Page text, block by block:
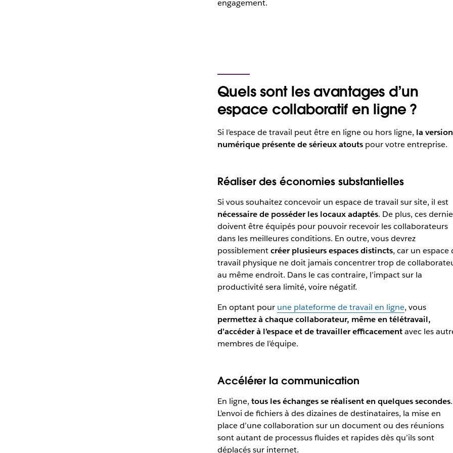
engagement.
Quels sont les avantages d’un
espace collaboratif en ligne ?
Si l’espace de travail peut être en ligne ou hors ligne, la version
numérique présente de sérieux atoutspour votre entreprise.
Réaliser des économies substantielles
Si vous souhaitez concevoir un espace de travail sur site, il est
nécessaire de posséder les locaux adaptés. De plus, ces
doivent être équipés pour pouvoir recevoir les collaborateurs
dans les meilleures conditions. En outre, vous devrez
possiblementcréer plusieurs espaces distincts, car un espace
travail physique ne doit jamais concentrer trop de
au même endroit. Dans le cas contraire, l’impact sur la
productivité sera limité, voire négatif.
En optant pour une plateforme de travail en ligne, vous
permettez à chaque collaborateur, même en télétravail,
d’accéder à l’espace et de travailler efficacementavec les
membres de l’équipe.
Accélérer la communication
En ligne, tous les échanges se réalisent en quelques secondes.
L’envoi de fichiers à des dizaines de destinataires, la mise en
place d’une collaboration sur un document ou des réunions
sont autant de processus fluides et rapides dès qu’ils sont
déplacés sur internet.